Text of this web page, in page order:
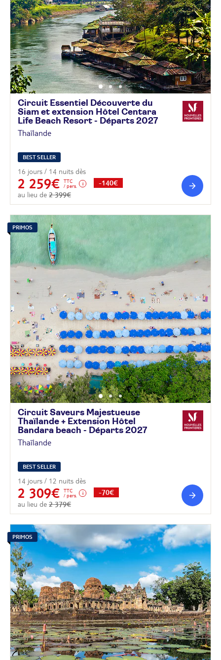
Circuit Essentiel Découverte du
Siam et extension Hôtel Centara
Life Beach Resort - Départs 2027
Thaïlande
BEST SELLER
16 jours / 14 nuits dès
2 259€
TTC
/ pers.
au lieu de 2 399€
-140€
PRIMOS
Circuit Saveurs Majestueuse
Thaïlande + Extension Hôtel
Bandara beach - Départs 2027
Thaïlande
BEST SELLER
14 jours / 12 nuits dès
2 309€
TTC
/ pers.
au lieu de 2 379€
-70€
PRIMOS